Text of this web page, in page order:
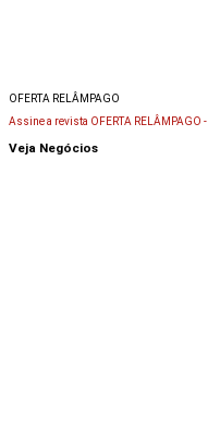
OFERTA RELÂMPAGO
Assine a revista OFERTA RELÂMPAGO -
Veja Negócios